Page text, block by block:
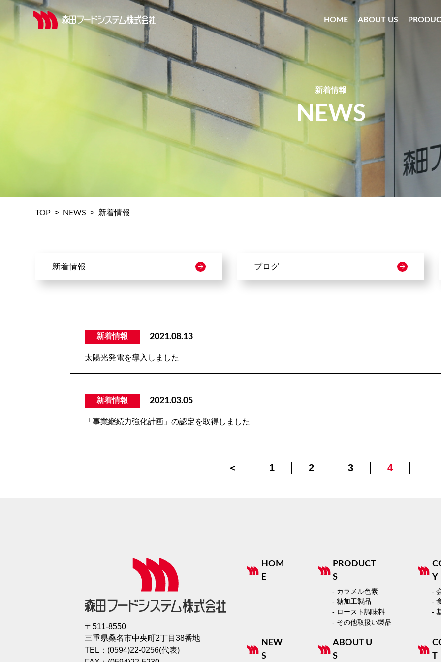
HOME ABOUT US
新着情報
NEWS
TOP > NEWS > 新着情報
新着情報 ブログ
新着情報 2021.08.13
太陽光発電を導入しました
新着情報 2021.03.05
「事業継続力強化計画」の認定を取得しました
＜ 1 2 3 4
〒511-8550
三重県桑名市中央町2丁目38番地
TEL：(0594)22-0256(代表)
HOM
E
NEW
S
PRODUCT
S
- カラメル色素
- 糖加工製品
- ロースト調味料
- その他取扱い製品
ABOUT U
S
Y
-
-
-
T